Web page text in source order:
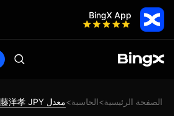
BingX App
الصفحة الرئيسية>الحاسبة>معدل 齊藤洋孝 JPY